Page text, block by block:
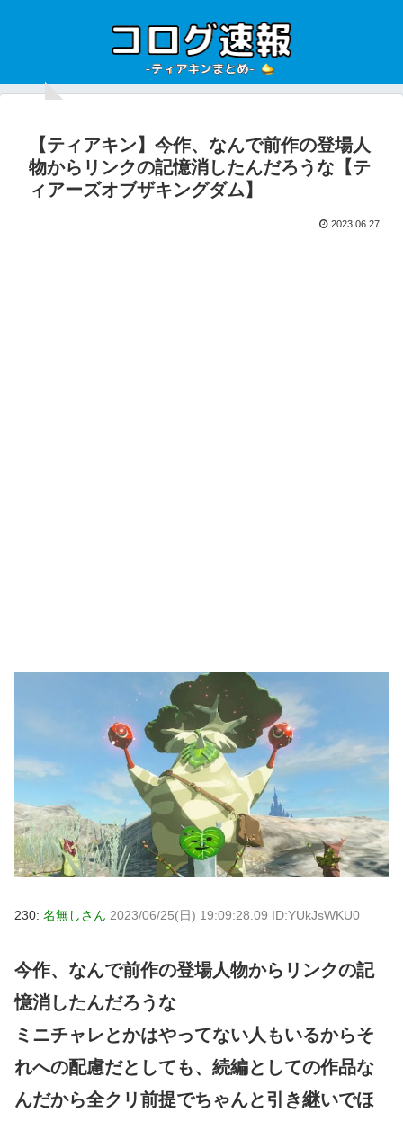
【ティアキン】今作、なんで前作の登場人
物からリンクの記憶消したんだろうな【テ
ィアーズオブザキングダム】
2023.06.27
230: 名無しさん 2023/06/25(日) 19:09:28.09 ID:YUkJsWKU0
今作、なんで前作の登場人物からリンクの記
憶消したんだろうな
ミニチャレとかはやってない人もいるからそ
れへの配慮だとしても、続編としての作品な
んだから全クリ前提でちゃんと引き継いでほ